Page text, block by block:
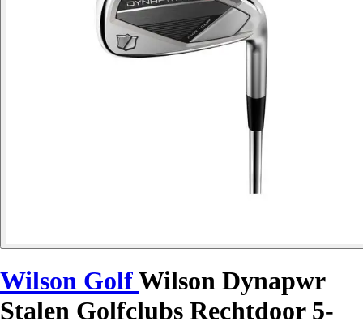
Wilson GolfWilson Dynapwr
Stalen Golfclubs Rechtdoor 5-